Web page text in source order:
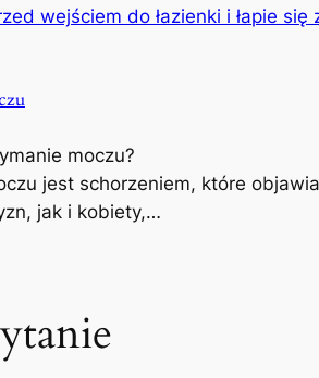
moczu?
jest schorzeniem, które
jak i kobiety,…